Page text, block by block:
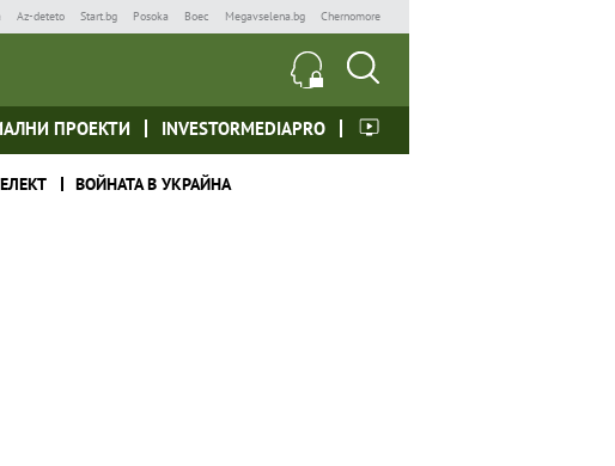
Az-deteto Start.bg Posoka Boec Megavselena.bg Chernomore
ПРОЕКТИ INVESTORMEDIAPRO
ВОЙНАТА В УКРАЙНА